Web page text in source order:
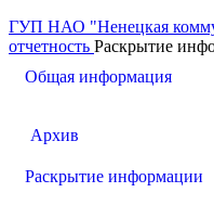
ГУП НАО "Ненецкая
отчетность Раскрытие
Общая информация
Архив
Раскрытие информации